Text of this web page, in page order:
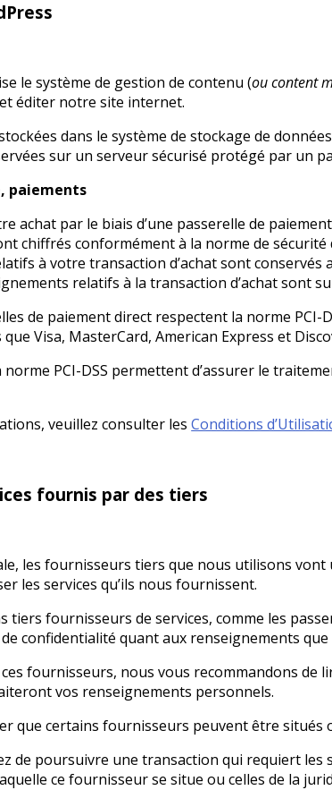
le système de gestion de contenu (ou content
éditer notre site internet.
dans le système de stockage de
sur un serveur sécurisé protégé par un
paiements
achat par le biais d’une passerelle de
chiffrés conformément à la norme de sécurité
à votre transaction d’achat sont
relatifs à la transaction d’achat sont
de paiement direct respectent la norme
Visa, MasterCard, American Express et
norme PCI-DSS permettent d’assurer le
veuillez consulter lesConditions
fournis par des tiers
les fournisseurs tiers que nous utilisons
les services qu’ils nous fournissent.
tiers fournisseurs de services, comme les
confidentialité quant aux renseignements
ces fournisseurs, nous vous recommandons
vos renseignements personnels.
que certains fournisseurs peuvent être
de poursuivre une transaction qui requiert
ce fournisseur se situe ou celles de la